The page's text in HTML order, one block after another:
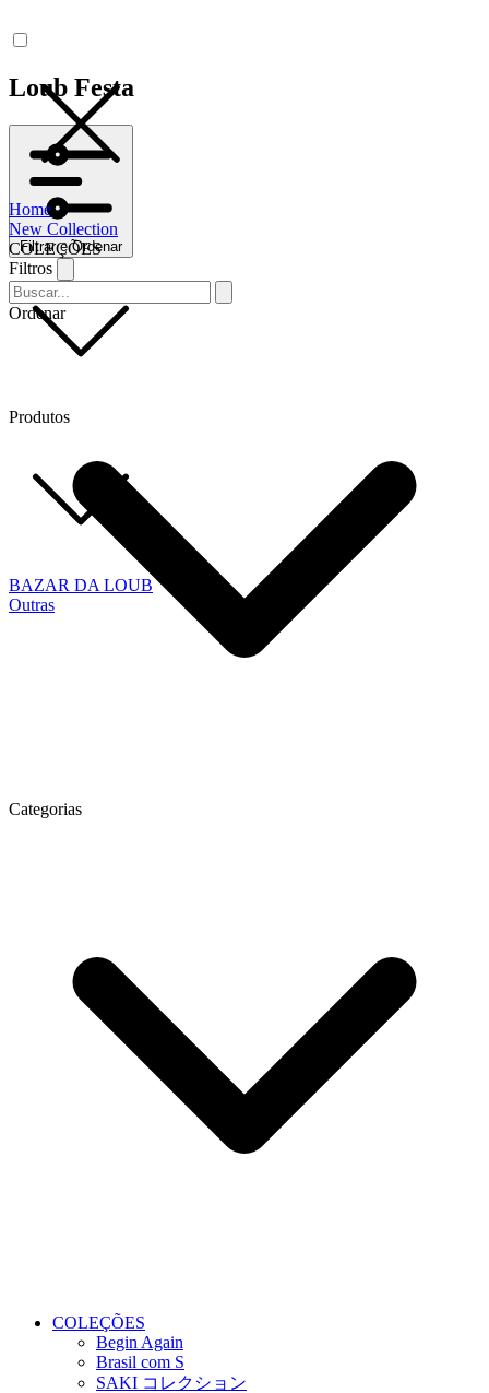
Home
New Collection
COLEÇÕES
Produtos
BAZAR DA LOUB
Outras
Loub Festa
Filtrar e Ordenar
Filtros
Ordenar
Categorias
COLEÇÕES
Begin Again
Brasil com S
SAKI コレクション